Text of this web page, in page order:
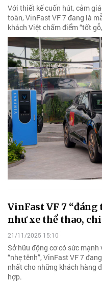
Với thiết kế cuốn hút, cảm
toàn, VinFast VF 7 đang là
khách Việt chấm điểm “tốt
VinFast VF 7
như xe thể thao,
21/11/2025 15:10
Sở hữu động cơ có sức
“nhẹ tênh”, VinFast VF 7
nhất cho những khách hàng
hợp.